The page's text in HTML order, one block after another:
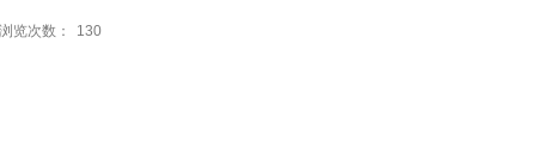
浏览次数： 130